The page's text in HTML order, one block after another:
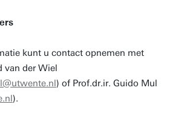
kunt u contact opnemen met
van der Wiel
) of Prof.dr.ir. Guido Mul
).